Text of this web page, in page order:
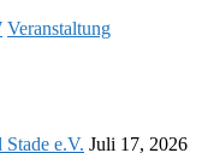
Veranstaltung
e.V. Juli 17, 2026